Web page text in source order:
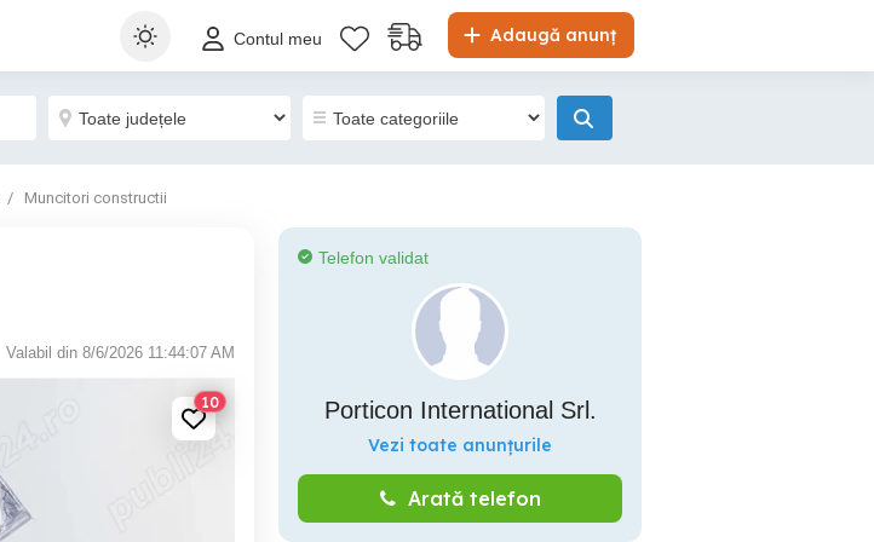
Adaugă anunț
Contul meu
Muncitori constructii
Valabil din 8/6/2026 11:44:07 AM
10
Telefon validat
Porticon International Srl.
Vezi toate anunțurile
Arată telefon